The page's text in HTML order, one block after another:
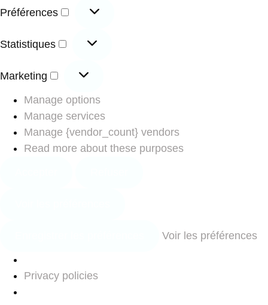
Préférences
Statistiques
Marketing
Manage options
Manage services
Manage {vendor_count} vendors
Read more about these purposes
Voir les préférences
Privacy policies